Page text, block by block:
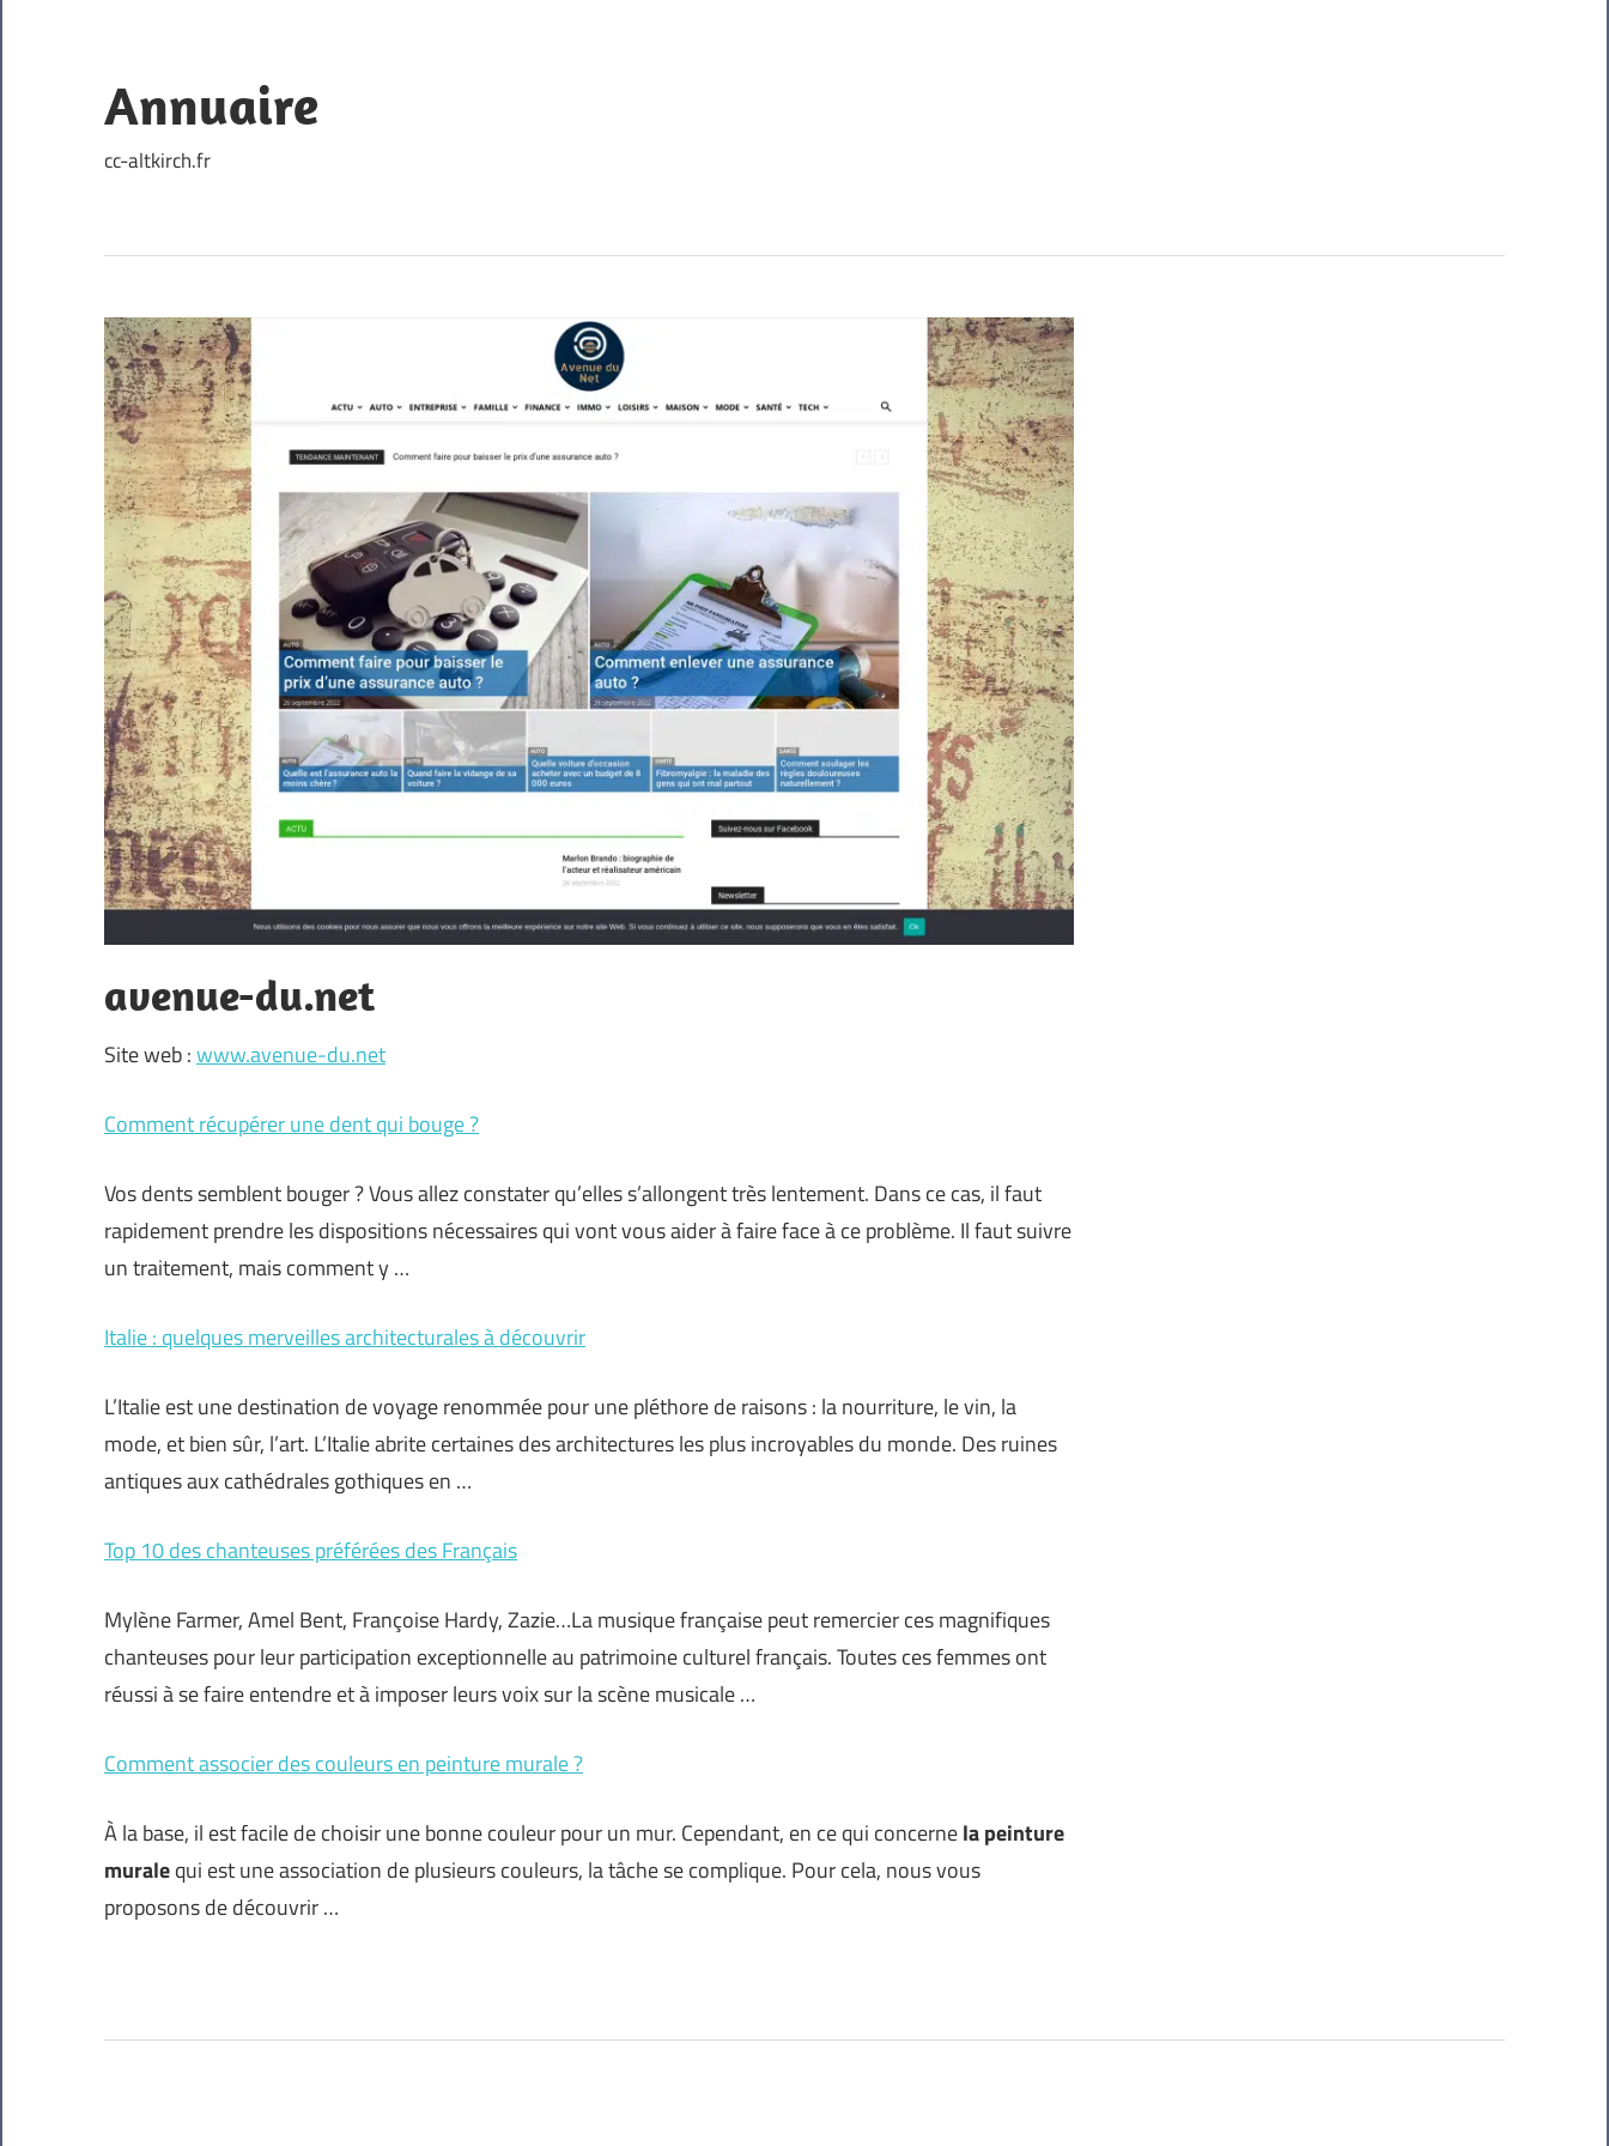
content
Annuaire
cc-altkirch.fr
avenue-du.net
Site web :www.avenue-du.net
Comment récupérer une dent qui bouge ?
Vos dents semblent bouger ? Vous allez constater qu’elles s’allongent très lentement. Dans ce cas, il faut
rapidement prendre les dispositions nécessaires qui vont vous aider à faire face à ce problème. Il faut suivre
un traitement, mais comment y …
Italie : quelques merveilles architecturales à découvrir
L’Italie est une destination de voyage renommée pour une pléthore de raisons : la nourriture, le vin, la
mode, et bien sûr, l’art. L’Italie abrite certaines des architectures les plus incroyables du monde. Des ruines
antiques aux cathédrales gothiques en …
Top 10 des chanteuses préférées des Français
Mylène Farmer, Amel Bent, Françoise Hardy, Zazie…La musique française peut remercier ces magnifiques
chanteuses pour leur participation exceptionnelle au patrimoine culturel français. Toutes ces femmes ont
réussi à se faire entendre et à imposer leurs voix sur la scène musicale …
Comment associer des couleurs en peinture murale ?
À la base, il est facile de choisir une bonne couleur pour un mur. Cependant, en ce qui concernela peinture
muralequi est une association de plusieurs couleurs, la tâche se complique. Pour cela, nous vous
proposons de découvrir …